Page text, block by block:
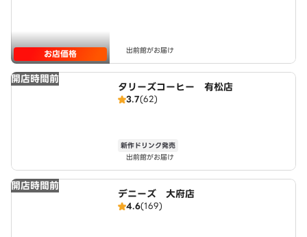
お店価格 出前館がお届け
開店時間前
タリーズコーヒー 有松店
3.7(62)
新作ドリンク発売
出前館がお届け
開店時間前
デニーズ 大府店
4.6(169)